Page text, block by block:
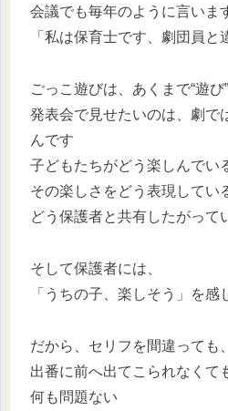
会議でも毎年のように言いま
「私は保育士です、劇団員と
ごっこ遊びは、あくまで“遊び
発表会で見せたいのは、劇で
んです
子どもたちがどう楽しんでい
その楽しさをどう表現してい
どう保護者と共有したがって
そして保護者には、
「うちの子、楽しそう」を感
だから、セリフを間違っても、
出番に前へ出てこられなくて
何も問題ない